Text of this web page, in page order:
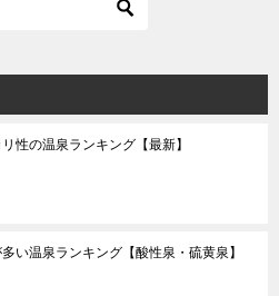
性の温泉ランキング【最新】
い温泉ランキング【酸性泉・硫黄泉】